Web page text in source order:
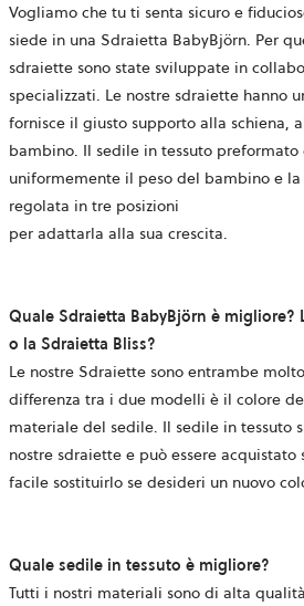
Vogliamo che tu ti senta sicuro e
siede in una Sdraietta BabyBjörn. Per
sdraiette sono state sviluppate in
specializzati. Le nostre sdraiette hanno
fornisce il giusto supporto alla schiena,
bambino. Il sedile in tessuto
uniformemente il peso del bambino e
regolata in tre posizioni
per adattarla alla sua crescita.
Quale Sdraietta BabyBjörn è migliore?
o la Sdraietta Bliss?
Le nostre Sdraiette sono entrambe
differenza tra i due modelli è il colore
materiale del sedile. Il sedile in tessuto
nostre sdraiette e può essere
facile sostituirlo se desideri un nuovo
Quale sedile in tessuto è migliore?
Tutti i nostri materiali sono di alta